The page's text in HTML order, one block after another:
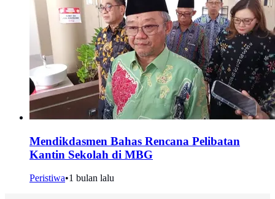
Mendikdasmen Bahas Rencana Pelibatan
Kantin Sekolah di MBG
Peristiwa•1 bulan lalu